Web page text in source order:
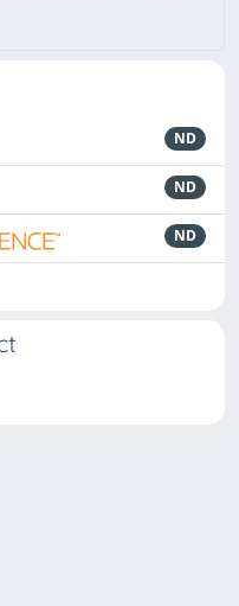
ND
ND
ND